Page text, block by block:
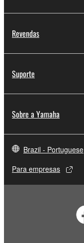
Revendas
Suporte
Sobre a Yamaha
Brazil - Portuguese
Para empresas